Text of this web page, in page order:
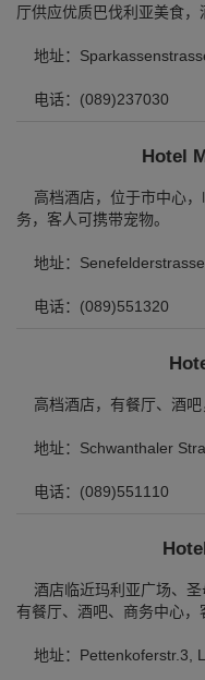
厅供应优质巴伐利亚美食
地址：
电话：(089)237030
Hotel
高档酒店，位于市中心，
务，客人可携带宠物。
地址：
电话：(089)551320
高档酒店，有餐厅、酒吧
地址：Schwanthaler
电话：(089)551110
酒店临近玛利亚广场、圣
有餐厅、酒吧、商务中心，
地址：Pettenkoferstr.3,